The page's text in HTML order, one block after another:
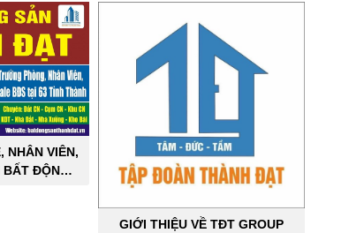
NHÂN VIÊN,
BẤT ĐỘNG
GIỚI THIỆU VỀ TĐT GROUP